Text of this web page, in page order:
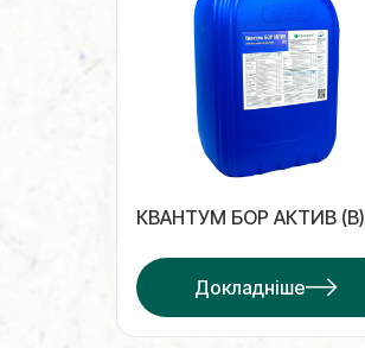
КВАНТУМ БОР АКТИВ (B)
Докладніше